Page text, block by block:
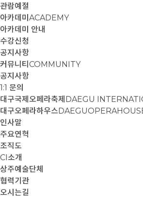
관람예절
아카데미 ACADEMY
아카데미 안내
수강신청
공지사항
커뮤니티 COMMUNITY
공지사항
1:1 문의
대구국제오페라축제 DAEGU
대구오페라하우스
인사말
주요연혁
조직도
CI소개
상주예술단체
협력기관
오시는길